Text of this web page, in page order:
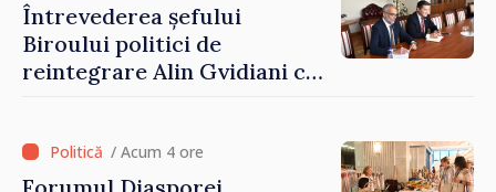
Întrevederea șefului
Biroului politici de
reintegrare Alin Gvidiani cu
Crucii Roșii în Moldova
/ Acum 4 ore